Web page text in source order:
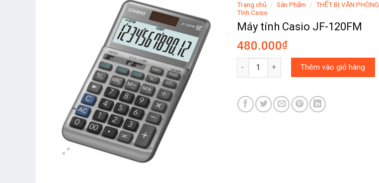
Trang chủ / Sản Phẩm / THẾT BỊ VĂN PHÒNG
Tính Casio
Máy tính Casio JF-120FM
480.000₫
Máy tính Casio JF-120FM số lượng
Thêm vào giỏ hàng